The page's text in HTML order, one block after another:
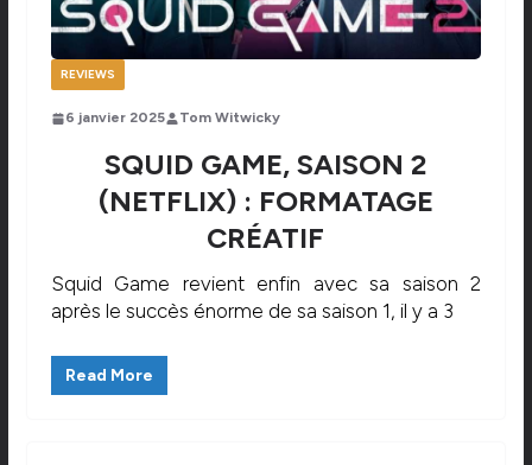
REVIEWS
6 janvier 2025 Tom Witwicky
SQUID GAME, SAISON 2
(NETFLIX) : FORMATAGE
CRÉATIF
Squid Game revient enfin avec sa saison 2
après le succès énorme de sa saison 1, il y a 3
Read More